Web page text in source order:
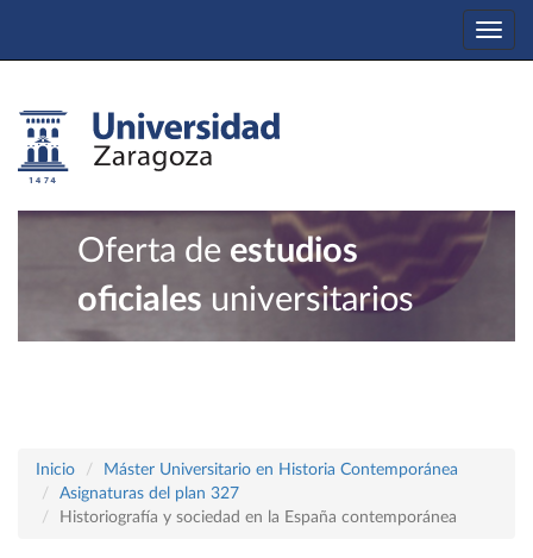
Oferta de estudios
oficiales universitarios
Inicio
Máster Universitario en Historia Contemporánea
Asignaturas del plan 327
Historiografía y sociedad en la España contemporánea